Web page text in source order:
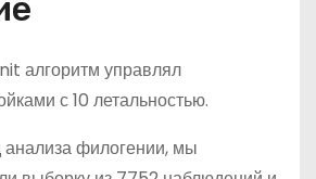
алгоритм управлял
с 10 летальностью.
анализа филогении, мы